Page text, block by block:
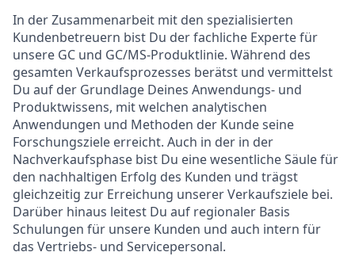
In der Zusammenarbeit mit den spezialisierten
Kundenbetreuern bist Du der fachliche Experte für
unsere GC und GC/MS-Produktlinie. Während des
gesamten Verkaufsprozesses berätst und vermittelst
Du auf der Grundlage Deines Anwendungs- und
Produktwissens, mit welchen analytischen
Anwendungen und Methoden der Kunde seine
Forschungsziele erreicht. Auch in der in der
Nachverkaufsphase bist Du eine wesentliche Säule für
den nachhaltigen Erfolg des Kunden und trägst
gleichzeitig zur Erreichung unserer Verkaufsziele bei.
Darüber hinaus leitest Du auf regionaler Basis
Schulungen für unsere Kunden und auch intern für
das Vertriebs- und Servicepersonal.